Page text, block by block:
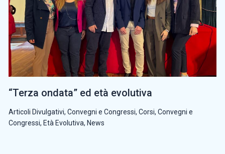
“Terza ondata” ed età evolutiva
Articoli Divulgativi, Convegni e Congressi, Corsi, Convegni e
Congressi, Età Evolutiva, News